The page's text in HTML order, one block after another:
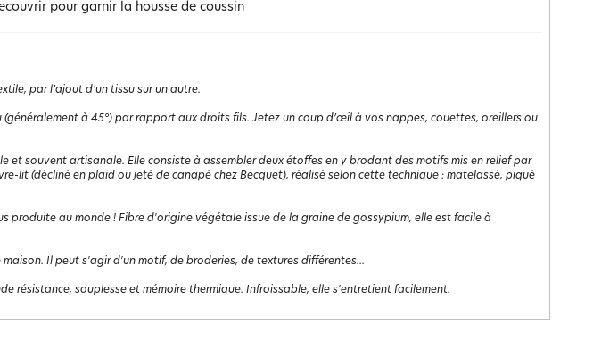
pour garnir la housse de coussin
par l’ajout d’un tissu sur un autre.
à 45°) par rapport aux droits fils. Jetez un coup d’œil à vos nappes, couettes, oreillers ou
et souvent artisanale. Elle consiste à assembler deux étoffes en y brodant des motifs mis en relief par
lit (décliné en plaid ou jeté de canapé chez Becquet), réalisé selon cette technique : matelassé, piqué
produite au monde ! Fibre d'origine végétale issue de la graine de gossypium, elle est facile à
Il peut s'agir d'un motif, de broderies, de textures différentes...
résistance, souplesse et mémoire thermique. Infroissable, elle s'entretient facilement.